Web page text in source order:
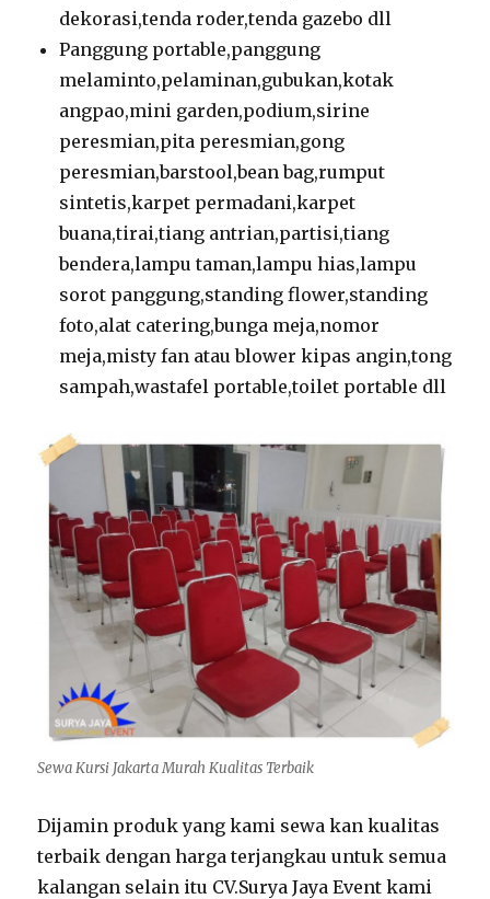
dekorasi,tenda roder,tenda gazebo dll
Panggung portable,panggung
melaminto,pelaminan,gubukan,kotak
angpao,mini garden,podium,sirine
peresmian,pita peresmian,gong
peresmian,barstool,bean bag,rumput
sintetis,karpet permadani,karpet
buana,tirai,tiang antrian,partisi,tiang
bendera,lampu taman,lampu hias,lampu
sorot panggung,standing flower,standing
foto,alat catering,bunga meja,nomor
meja,misty fan atau blower kipas angin,tong
sampah,wastafel portable,toilet portable dll
Sewa Kursi Jakarta Murah Kualitas Terbaik
Dijamin produk yang kami sewa kan kualitas
terbaik dengan harga terjangkau untuk semua
kalangan selain itu CV.Surya Jaya Event kami